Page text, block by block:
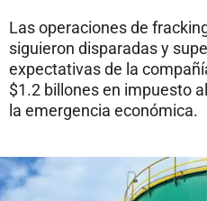
Las operaciones de
siguieron disparadas y
expectativas de la
$1.2 billones en impuesto
la emergencia económica.